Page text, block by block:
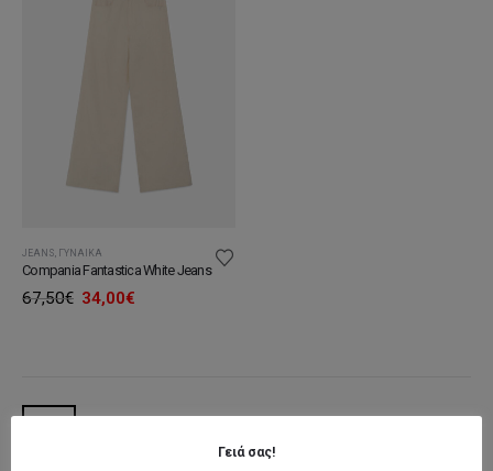
JEANS ΓΥΝΑΊΚΑ
Compania Fantastica White Jeans
67,50€ Original
34,00€Η
Γειά σας!